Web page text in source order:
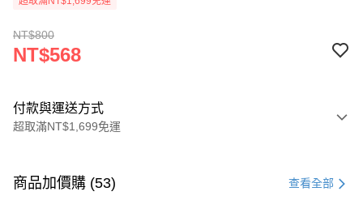
NT$800
NT$568
付款與運送方式
超取滿NT$1,699免運
信用卡一次付款
商品加價購 (53) 查看全部